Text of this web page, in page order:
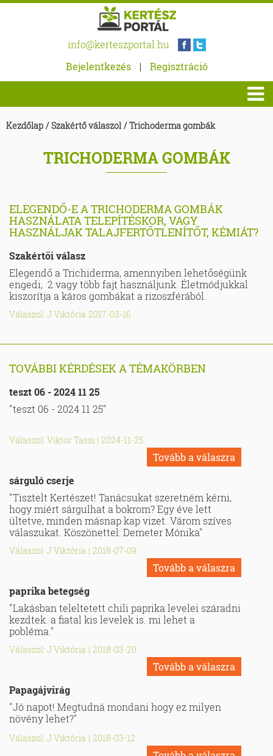
info@kerteszportal.hu
Bejelentkezés
| Regisztráció
Kezdőlap / Szakértő válaszol / Trichoderma gombák
TRICHODERMA GOMBÁK
ELEGENDŐ-E A TRICHODERMA GOMBÁK
HASZNÁLATA TELEPÍTÉSKOR, VAGY
HASZNÁLJAK TALAJFERTŐTLENÍTŐT, KÉMIÁT?
Szakértői válasz
Elegendő a Trichiderma, amennyiben lehetőségünk
engedi, 2 vagy több fajt használjunk. Életmódjukkal
kiszorítja a káros gombákat a rizoszférából.
Válaszol: J Viktória 2017-03-16
TOVÁBBI KÉRDÉSEK A TÉMAKÖRBEN
teszt 06 - 2024 11 25
"teszt 06 - 2024 11 25"
Válaszol: Viktor Tassi | 2024-11-25
Tovább a válaszra
sárguló cserje
"Tisztelt Kertészet! Tanácsukat szeretném kérni,
hogy miért sárgulhat a bokrom? Egy éve lett
ültetve, minden másnap kap vizet. Várom szíves
válaszukat. Köszönettel: Demeter Mónika"
Válaszol: J Viktória | 2018-07-09
Tovább a válaszra
paprika betegség
"Lakásban teleltetett chili paprika levelei száradni
kezdtek. a fiatal kis levelek is. mi lehet a
pobléma."
Válaszol: J Viktória | 2018-03-20
Tovább a válaszra
Papagájvirág
"Jó napot! Megtudná mondani hogy ez milyen
növény lehet?"
Válaszol: J Viktória | 2018-03-12